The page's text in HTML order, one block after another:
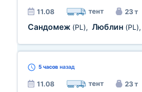
11.08 тент 23 т
Сандомеж (PL), Люблин (PL),
5 часов назад
11.08 тент 23 т